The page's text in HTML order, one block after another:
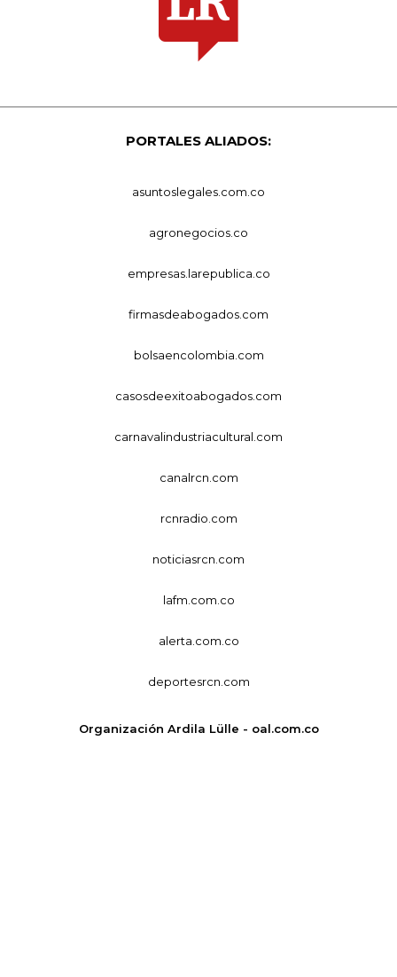
PORTALES ALIADOS:
asuntoslegales.com.co
agronegocios.co
empresas.larepublica.co
firmasdeabogados.com
bolsaencolombia.com
casosdeexitoabogados.com
carnavalindustriacultural.com
canalrcn.com
rcnradio.com
noticiasrcn.com
lafm.com.co
alerta.com.co
deportesrcn.com
Organización Ardila Lülle - oal.com.co